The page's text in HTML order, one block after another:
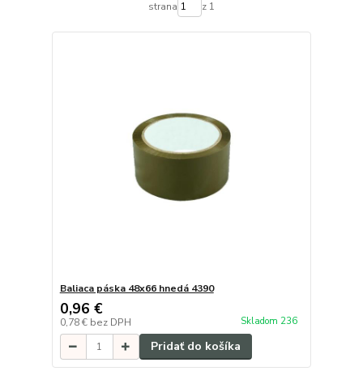
strana z 1
Baliaca páska 48x66 hnedá 4390
0,96 €
0,78 € bez DPH Skladom 236
Pridať do košíka